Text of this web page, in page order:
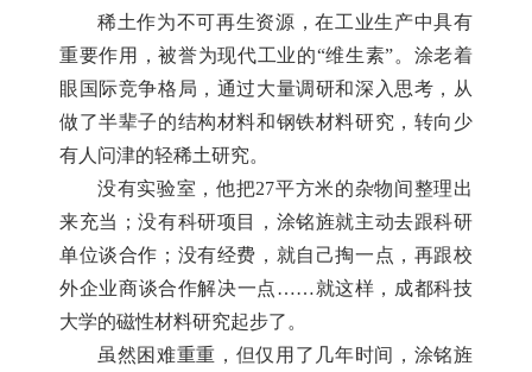
稀土作为不可再生资源，在工业生产中具有
重要作用，被誉为现代工业的“维生素”。涂老着
眼国际竞争格局，通过大量调研和深入思考，从
做了半辈子的结构材料和钢铁材料研究，转向少
有人问津的轻稀土研究。
没有实验室，他把27平方米的杂物间整理出
来充当；没有科研项目，涂铭旌就主动去跟科研
单位谈合作；没有经费，就自己掏一点，再跟校
外企业商谈合作解决一点……就这样，成都科技
大学的磁性材料研究起步了。
虽然困难重重，但仅用了几年时间，涂铭旌